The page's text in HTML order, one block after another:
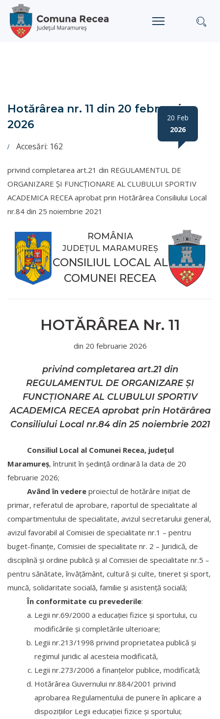
Hotărârea nr. 11 din 20 februarie
2026
20 Feb
2026
Accesări: 162
privind completarea art.21 din REGULAMENTUL DE
ORGANIZARE ŞI FUNCŢIONARE AL CLUBULUI SPORTIV
ACADEMICA RECEA aprobat prin Hotărârea Consiliului Local
nr.84 din 25 noiembrie 2021
ROMÂNIA
JUDEȚUL MARAMUREȘ
CONSILIUL LOCAL AL
COMUNEI RECEA
HOTĂRÂREA Nr. 11
din 20 februarie 2026
privind completarea art.21 din
REGULAMENTUL DE ORGANIZARE ŞI
FUNCŢIONARE AL CLUBULUI SPORTIV
ACADEMICA RECEA aprobat prin Hotărârea
Consiliului Local nr.84 din 25 noiembrie 2021
Consiliul Local al Comunei Recea, judeţul
Maramureş, întrunit în şedinţă ordinară la data de 20
februarie 2026;
Având în vedere proiectul de hotărâre iniţiat de
primar, referatul de aprobare, raportul de specialitate al
compartimentului de specialitate, avizul secretarului general,
avizul favorabil al Comisiei de specialitate nr.1 – pentru
buget-finanțe, Comisiei de specialitate nr. 2 – Juridică, de
disciplină și ordine publică și al Comisiei de specialitate nr.5 –
pentru sănătate, învățământ, cultură și culte, tineret și sport,
muncă, solidaritate socială, familie și asistență socială;
În conformitate cu prevederile:
Legii nr.69/2000 a educaţiei fizice şi sportului, cu
modificările şi completările ulterioare;
Legii nr.213/1998 privind proprietatea publică şi
regimul juridic al acesteia modificată,
Legii nr.273/2006 a finanțelor publice, modificată;
Hotărârea Guvernului nr.884/2001 privind
aprobarea Regulamentului de punere în aplicare a
dispozițiilor Legii educaţiei fizice şi sportului;